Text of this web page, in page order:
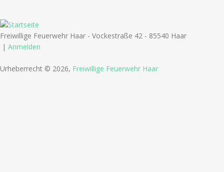
Freiwillige Feuerwehr Haar - Vockestraße 42 - 85540 Haar
| Anmelden
Urheberrecht © 2026, Freiwillige Feuerwehr Haar